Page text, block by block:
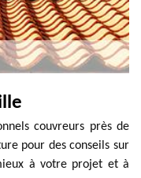
couvreurs près de
pour des conseils sur
à votre projet et à